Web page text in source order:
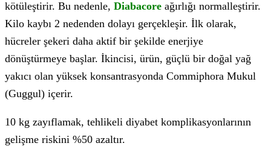
kötüleştirir. Bu nedenle, Diabacore ağırlığı normalleştirir.
Kilo kaybı 2 nedenden dolayı gerçekleşir. İlk olarak,
hücreler şekeri daha aktif bir şekilde enerjiye
dönüştürmeye başlar. İkincisi, ürün, güçlü bir doğal yağ
yakıcı olan yüksek konsantrasyonda Commiphora Mukul
(Guggul) içerir.
10 kg zayıflamak, tehlikeli diyabet komplikasyonlarının
gelişme riskini %50 azaltır.